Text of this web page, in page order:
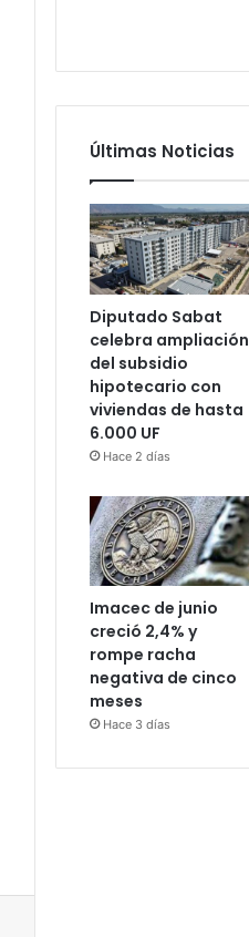
Últimas Noticias
Diputado Sabat
celebra ampliación
del subsidio
hipotecario con
viviendas de hasta
6.000 UF
Hace 2 días
Imacec de junio
creció 2,4% y
rompe racha
negativa de cinco
meses
Hace 3 días